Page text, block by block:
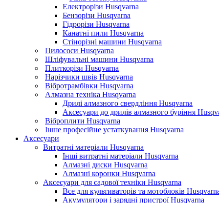
Електрорізи Husqvarna
Бензорізи Husqvarna
Гідрорізи Husqvarna
Канатні пили Husqvarna
Стінорізні машини Husqvarna
Пилососи Husqvarna
Шліфувальні машини Husqvarna
Плиткорізи Husqvarna
Нарізчики швів Husqvarna
Вібротрамбівки Husqvarna
Алмазна техніка Husqvarna
Дрилі алмазного свердління Husqvarna
Аксесуари до дрилів алмазного буріння
Віброплити Husqvarna
Інше професійне устаткування Husqvarna
Аксесуари
Витратні матеріали Husqvarna
Інші витратні матеріали Husqvarna
Алмазні диски Husqvarna
Алмазні коронки Husqvarna
Аксесуари для садової техніки Husqvarna
Все для культиваторів та мотоблоків
Акумулятори і зарядні пристрої Husqvarna